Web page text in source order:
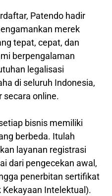
Patendo hadir
merek
tepat, cepat, dan
berpengalaman
legalisasi
di seluruh Indonesia,
secara online.
bisnis memiliki
berbeda. Itulah
layanan registrasi
dari pengecekan awal,
penerbitan sertifikat
Kekayaan Intelektual).